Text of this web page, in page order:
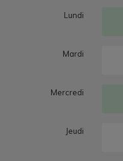
Lundi
Mardi
Mercredi
Jeudi